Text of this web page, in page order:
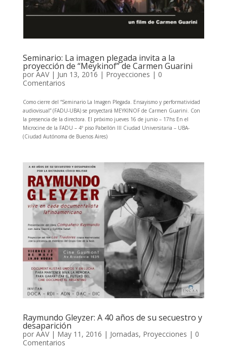
Seminario: La imagen plegada invita a la
proyección de “Meykinof” de Carmen Guarini
por AAV| Jun 13, 2016 | Proyecciones | 0
Comentarios
Como cierre del “Seminario La Imagen Plegada. Ensayismo y performatividad
audiovisual” (FADU-UBA) se proyectará MEYKINOF de Carmen Guarini. Con
la presencia de la directora. El próximo jueves 16 de junio – 17hs En el
Microcine de la FADU – 4º piso Pabellón III Ciudad Universitaria – UBA-
(Ciudad Autónoma de Buenos Aires)
Raymundo Gleyzer: A 40 años de su secuestro y
desaparición
por AAV| May 11, 2016 | Jornadas, Proyecciones | 0
Comentarios